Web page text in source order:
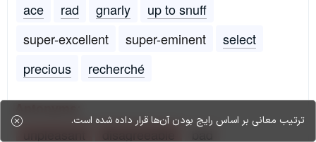
ace
rad gnarly
up to snuff
super-excellent
super-eminent
select
precious
recherché
ترتیب معانی بر اساس رایج بودن آن‌ها قرار داده شده است.